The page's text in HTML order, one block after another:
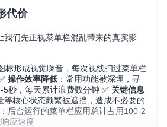
代价
我们先正视菜单栏混乱带来的真实影
标形成视觉噪音，每次视线扫过菜单栏
操作效率降低 ：常用功能被深埋，寻
秒，每天累计浪费数分钟 ✅ 关键信息
等核心状态频繁被遮挡，造成不必要的
：后台运行的菜单栏应用总计占用100-2
应速度